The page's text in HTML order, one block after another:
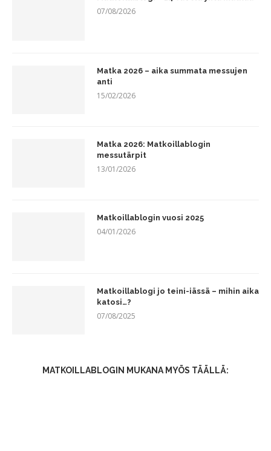
07/08/2026
Matka 2026 – aika summata messujen
anti
15/02/2026
Matka 2026: Matkoillablogin
messutärpit
13/01/2026
Matkoillablogin vuosi 2025
04/01/2026
Matkoillablogi jo teini-iässä – mihin aika
katosi…?
07/08/2025
MATKOILLABLOGIN MUKANA MYÖS TÄÄLLÄ: